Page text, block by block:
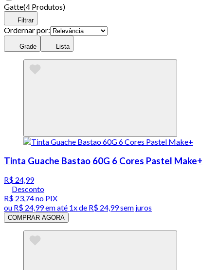
Gatte(4 Produtos)
Filtrar
Ordernar por:
Grade Lista
Tinta Guache Bastao 60G 6 Cores Pastel Make+
R$ 24,99
Desconto
R$ 23,74no PIX
ou R$ 24,99em até 1x de R$ 24,99sem juros
COMPRAR AGORA